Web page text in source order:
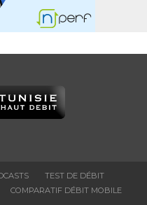
TEST DE DÉBIT
COMPARATIF DÉBIT MOBILE